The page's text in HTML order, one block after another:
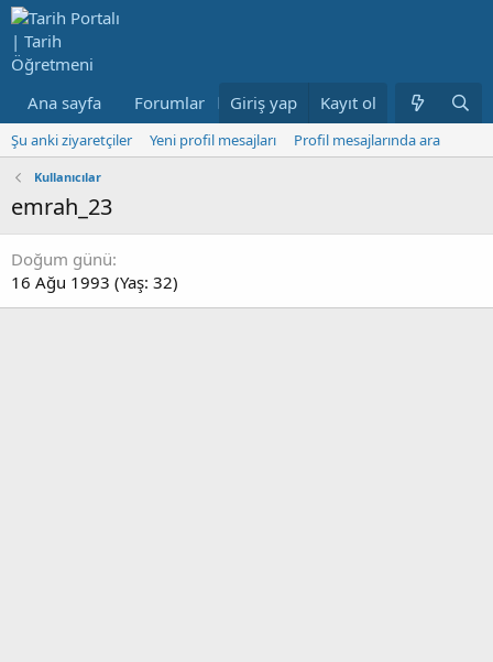
Ana sayfa Forumlar Neler yeni Kullanıcılar
Giriş yap Kayıt ol
Şu anki ziyaretçiler Yeni profil mesajları Profil mesajlarında ara
Kullanıcılar
emrah_23
Doğum günü
16 Ağu 1993 (Yaş: 32)